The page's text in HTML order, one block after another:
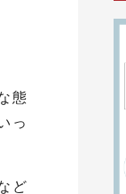
態
っ
ど